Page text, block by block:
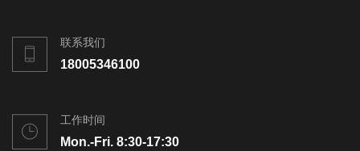
联系我们
18005346100
工作时间
Mon.-Fri. 8:30-17:30